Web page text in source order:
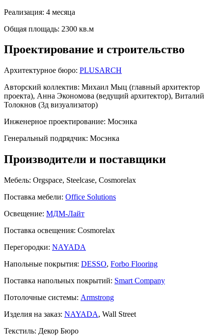
Реализация: 4 месяца
Общая площадь: 2300 кв.м
Проектирование и строительство
Архитектурное бюро: PLUSARCH
Авторский коллектив: Михаил Мыц (главный архитектор
проекта), Анна Экономова (ведущий архитектор), Виталий
Толокнов (3д визуализатор)
Инженерное проектирование: Мосэнка
Генеральный подрядчик: Мосэнка
Производители и поставщики
Мебель: Orgspace, Steelcase, Cosmorelax
Поставка мебели: Office Solutions
Освещение: МДМ-Лайт
Поставка освещения: Cosmorelax
Перегородки: NAYADA
Напольные покрытия: DESSO, Forbo Flooring
Поставка напольных покрытий: Smart Company
Потолочные системы: Armstrong
Изделия на заказ: NAYADA, Wall Street
Текстиль: Декор Бюро